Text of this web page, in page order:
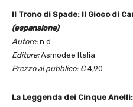
Il Trono di Spade: Il Gioco di
(espansione)
Autore:n.d.
Editore:Asmodee Italia
Prezzo al pubblico: €4,90
La Leggenda dei Cinque